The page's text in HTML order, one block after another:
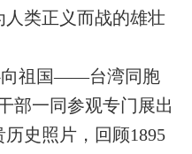
类正义而战的雄壮
向祖国——台湾同胞
部一同参观专门展出
历史照片，回顾1895